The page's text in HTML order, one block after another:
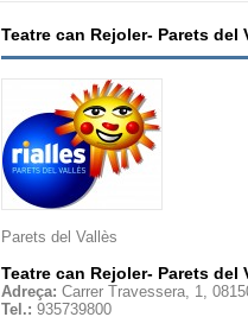
Teatre can Rejoler- Parets del
Parets del Vallès
Teatre can Rejoler- Parets del
Adreça: Carrer Travessera, 1,
Tel.: 935739800